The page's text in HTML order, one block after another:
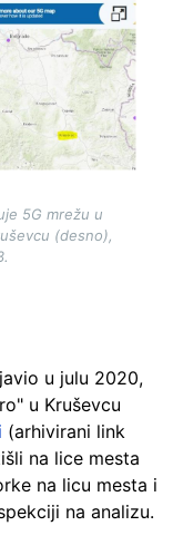
5G mrežu u
(desno),
u julu 2020,
u Kruševcu
(arhivirani link
na lice mesta
na licu mesta i
na analizu.